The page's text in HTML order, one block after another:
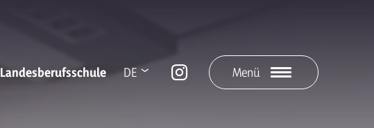
Landesberufsschule
DE
Menü